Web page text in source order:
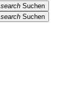
search Suchen
search Suchen